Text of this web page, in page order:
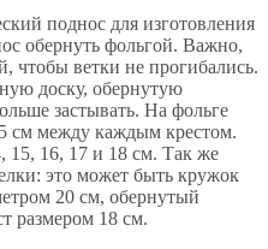
поднос для изготовления
обернуть фольгой. Важно,
чтобы ветки не прогибались.
доску, обернутую
застывать. На фольге
см между каждым крестом.
15, 16, 17 и 18 см. Так же
это может быть кружок
20 см, обернутый
размером 18 см.